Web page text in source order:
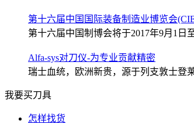
第十六届中国国际装备制造业博览会
第十六届中国制博会将于2017年9月1日
Alfa-sys对刀仪-为专业贡献精密
瑞士血统，欧洲新贵，源于列支敦士登
我要买刀具
怎样找货